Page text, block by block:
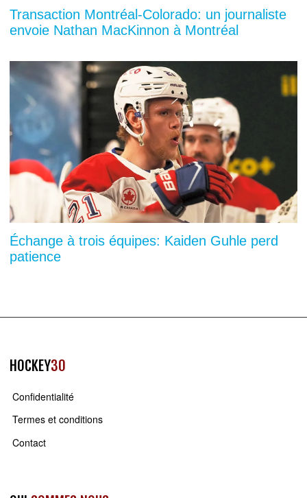
Transaction Montréal-Colorado: un journaliste
envoie Nathan MacKinnon à Montréal
Échange à trois équipes: Kaiden Guhle perd
patience
HOCKEY30
Confidentialité
Termes et conditions
Contact